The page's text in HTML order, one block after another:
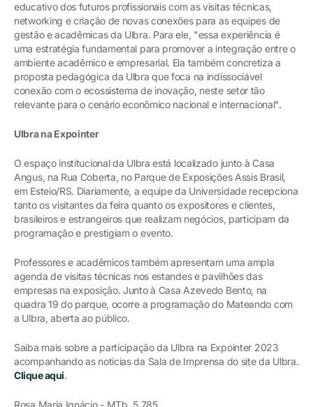
educativo dos futuros profissionais com as visitas técnicas,
networking e criação de novas conexões para as equipes de
gestão e acadêmicas da Ulbra. Para ele, "essa experiência é
uma estratégia fundamental para promover a integração entre o
ambiente acadêmico e empresarial. Ela também concretiza a
proposta pedagógica da Ulbra que foca na indissociável
conexão com o ecossistema de inovação, neste setor tão
relevante para o cenário econômico nacional e internacional".
Ulbra na Expointer
O espaço institucional da Ulbra está localizado junto à Casa
Angus, na Rua Coberta, no Parque de Exposições Assis Brasil,
em Esteio/RS. Diariamente, a equipe da Universidade recepciona
tanto os visitantes da feira quanto os expositores e clientes,
brasileiros e estrangeiros que realizam negócios, participam da
programação e prestigiam o evento.
Professores e acadêmicos também apresentam uma ampla
agenda de visitas técnicas nos estandes e pavilhões das
empresas na exposição. Junto à Casa Azevedo Bento, na
quadra 19 do parque, ocorre a programação do Mateando com
a Ulbra, aberta ao público.
Saiba mais sobre a participação da Ulbra na Expointer 2023
acompanhando as notícias da Sala de Imprensa do site da Ulbra.
Clique aqui.
Rosa Maria Ignácio - MTb. 5.785